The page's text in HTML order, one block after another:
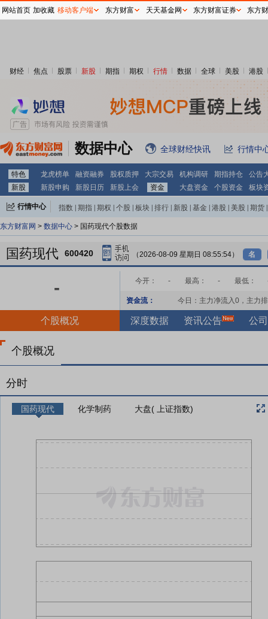
财经 焦点 股票 新股 期指 期权 行情 数据 全球 美股 港股
数据中心 全球财经快讯 行情中
特色 龙虎榜单 融资融券 股权质押 大宗交易 机构调研 期指持仓
公告
新股
新股申购 新股日历 新股上会 资金 大盘资金 个股资金 板块
行情中心 指数 期指 期权 个股 板块 排行 新股 基金 港股 美股 期货
东方财富网 > 数据中心 > 国药现代个股数据
国药现代 600420 （2026-08-09 星期日 08:55:54） 名
- 今开： - 最高： - 最低：
资金流： 今日：主力净流入0 ，主力
个股概况 深度数据 资讯公告 公
个股概况
分时
国药现代 化学制药 大盘( 上证指数)
网站首页 加收藏 移动客户端 东方财富 天天基金网 东方财富证券 东方